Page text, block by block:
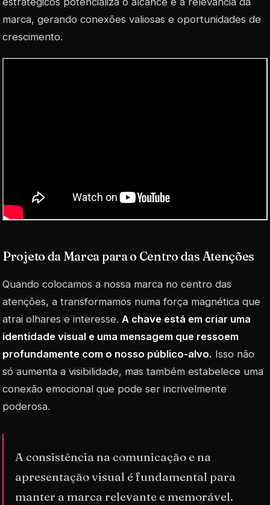
marca, gerando conexões valiosas e oportunidades de
crescimento.
Projeto da Marca para o Centro das Atenções
Quando colocamos a nossa marca no centro das
atenções, a transformamos numa força magnética que
atrai olhares e interesse. A chave está em criar uma
identidade visual e uma mensagem que ressoem
profundamente com o nosso público-alvo. Isso não
só aumenta a visibilidade, mas também estabelece uma
conexão emocional que pode ser incrivelmente
poderosa.
A consistência na comunicação e na
apresentação visual é fundamental para
manter a marca relevante e memorável.